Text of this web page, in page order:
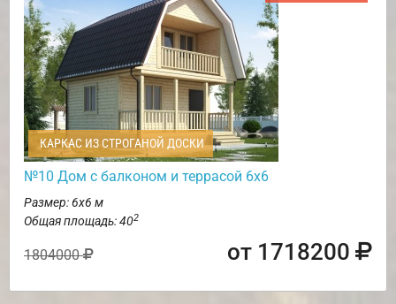
КАРКАС ИЗ СТРОГАНОЙ ДОСКИ
№10 Дом с балконом и террасой 6х6
Размер: 6х6 м
Общая площадь: 402
1804000 от 1718200